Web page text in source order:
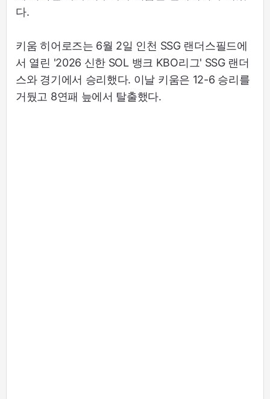
다.
키움 히어로즈는 6월 2일 인천 SSG 랜더스필드에
서 열린 '2026 신한 SOL 뱅크 KBO리그' SSG 랜더
스와 경기에서 승리했다. 이날 키움은 12-6 승리를
거뒀고 8연패 늪에서 탈출했다.